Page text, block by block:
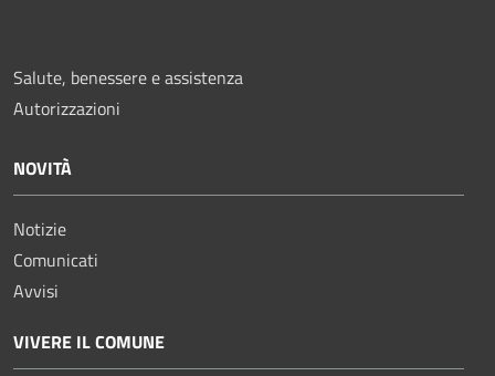
Salute, benessere e assistenza
Autorizzazioni
NOVITÀ
Notizie
Comunicati
Avvisi
VIVERE IL COMUNE